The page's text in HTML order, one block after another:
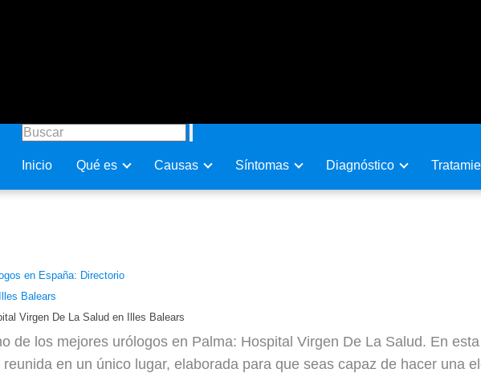
Inicio Qué es Causas Sí­ntomas Diagnóstico
en España: Directorio
Balears
Virgen De La Salud en Illes Balears
de los mejores urólogos en Palma: Hospital Virgen De La Salud. En
en un único lugar, elaborada para que seas capaz de hacer una